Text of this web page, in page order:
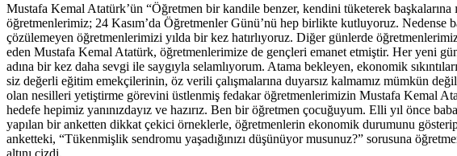
Mustafa Kemal Atatürk’ün “Öğretmen bir kandile benzer, kendini tüketerek
öğretmenlerimiz; 24 Kasım’da Öğretmenler Günü’nü hep birlikte kutluyoruz. Nedense
çözülemeyen öğretmenlerimizi yılda bir kez hatırlıyoruz. Diğer günlerde
eden Mustafa Kemal Atatürk, öğretmenlerimize de gençleri emanet etmiştir. Her yeni
adına bir kez daha sevgi ile saygıyla selamlıyorum. Atama bekleyen, ekonomik
siz değerli eğitim emekçilerinin, öz verili çalışmalarına duyarsız kalmamız mümkün
olan nesilleri yetiştirme görevini üstlenmiş fedakar öğretmenlerimizin Mustafa Kemal
hedefe hepimiz yanınızdayız ve hazırız. Ben bir öğretmen çocuğuyum. Elli yıl önce
yapılan bir anketten dikkat çekici örneklerle, öğretmenlerin ekonomik durumunu
anketteki, “Tükenmişlik sendromu yaşadığınızı düşünüyor musunuz?” sorusuna
altını çizdi.